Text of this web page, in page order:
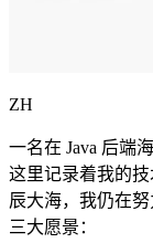
ZH
一名在 Java 后端
这里记录着我的
辰大海，我仍在努
三大愿景：